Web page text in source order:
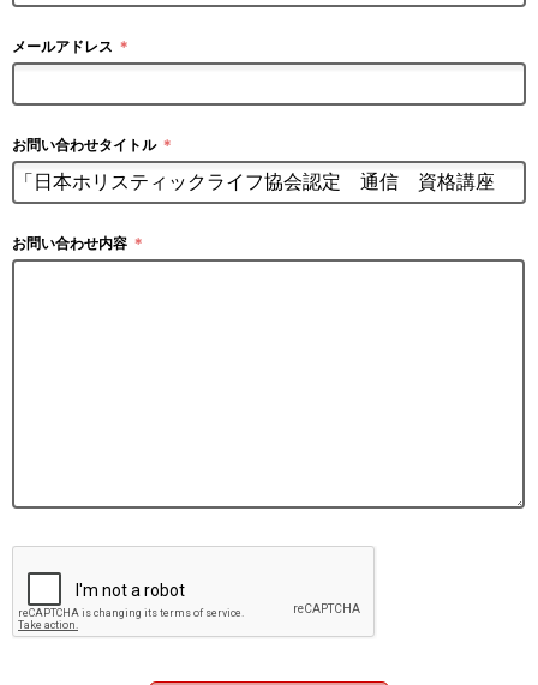
メールアドレス ＊
お問い合わせタイトル ＊
お問い合わせ内容 ＊